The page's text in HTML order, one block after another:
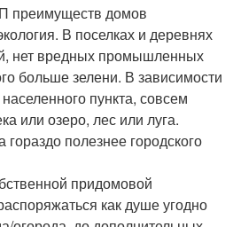
преимуществ домов
В поселках и деревнях
нет вредных промышленных
больше зелени. В зависимости
пункта, совсем
или озеро, лес или луга.
полезнее городского
придомовой
как душе угодно